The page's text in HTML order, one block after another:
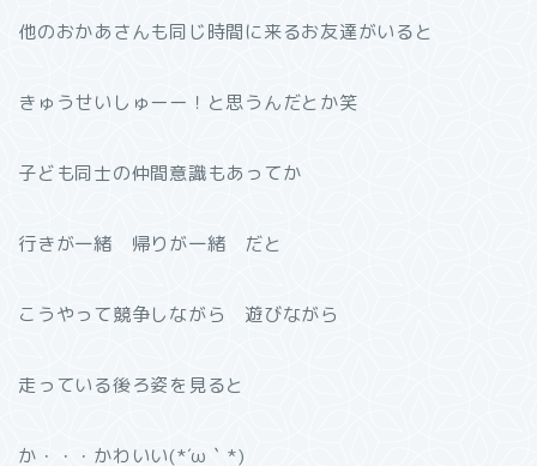
他のおかあさんも同じ時間に来るお友達がいると
きゅうせいしゅーー！と思うんだとか笑
子ども同士の仲間意識もあってか
行きが一緒 帰りが一緒 だと
こうやって競争しながら 遊びながら
走っている後ろ姿を見ると
か・・・かわいい(*´ω｀*)